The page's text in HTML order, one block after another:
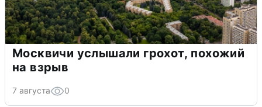
Москвичи услышали грохот, похожий
на взрыв
7 августа 0